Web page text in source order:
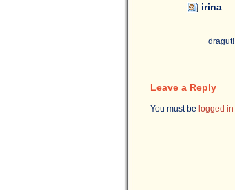
irina
dragut!
Leave a Reply
You must be logged in